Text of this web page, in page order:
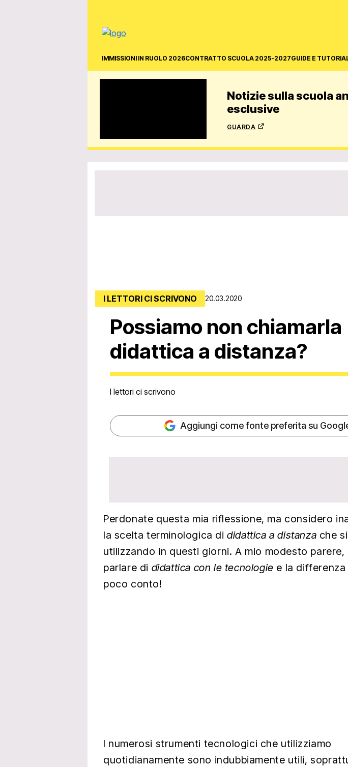
IMMISSIONI IN RUOLO 2026CONTRATTO SCUOLA 2025-2027GUIDE E
Notizie sulla scuola
esclusive
guarda
I LETTORI CI SCRIVONO 20.03.2020
Possiamo non chiamarla
didattica a distanza?
I lettori ci scrivono
Aggiungi come fonte preferita su
Perdonate questa mia riflessione, ma considero
la scelta terminologica dididattica a distanza che
utilizzando in questi giorni. A mio modesto parere,
parlare di didattica con le tecnologie e la differenza
poco conto!
I numerosi strumenti tecnologici che utilizziamo
quotidianamente sono indubbiamente utili,